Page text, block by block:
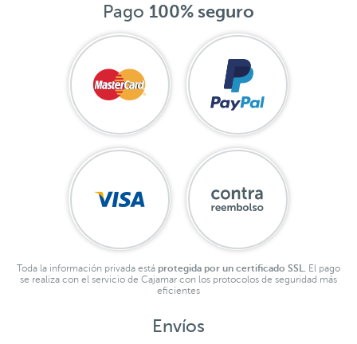
Pago 100% seguro
Toda la información privada está protegida por un certificado SSL. El pago
se realiza con el servicio de Cajamar con los protocolos de seguridad más
eficientes
Envíos